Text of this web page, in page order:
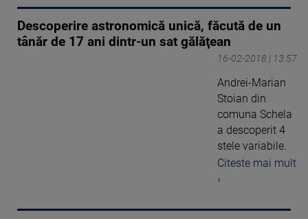
Descoperire astronomică unică, făcută de un
tânăr de 17 ani dintr-un sat gălăţean
16-02-2018 | 13:57
Andrei-Marian
Stoian din
comuna Schela
a descoperit 4
stele variabile.
Citeste mai mult
›